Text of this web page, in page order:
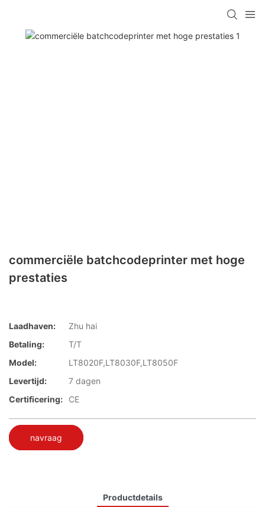
commerciële batchcodeprinter met hoge
prestaties
Laadhaven:
Zhu hai
Betaling:
T/T
Model:
LT8020F,LT8030F,LT8050F
Levertijd:
7 dagen
Certificering:
CE
navraag
Productdetails